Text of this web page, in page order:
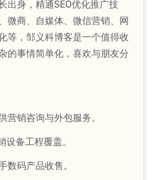
出身，精通SEO优化推广技
微商、自媒体、微信营销、网
等，邹义科博客是一个值得收
的事情简单化，喜欢与朋友分
营销咨询与外包服务。
设备工程覆盖。
数码产品收售。